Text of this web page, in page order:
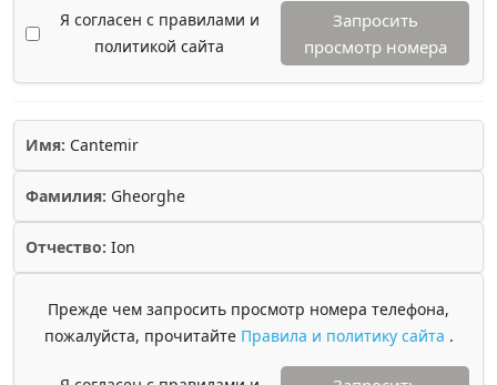
Я согласен с правилами и
политикой сайта
Запросить
просмотр номера
Имя: Cantemir
Фамилия: Gheorghe
Отчество: Ion
Прежде чем запросить просмотр номера телефона,
пожалуйста, прочитайте Правила и политику сайта .